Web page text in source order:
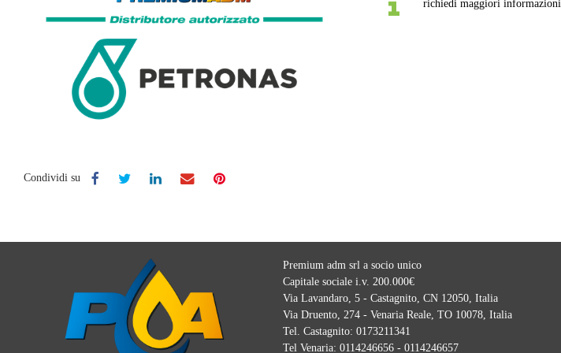
richiedi maggiori informazioni
Condividi su
Premium adm srl a socio unico
Capitale sociale i.v. 200.000€
Via Lavandaro, 5 - Castagnito, CN 12050, Italia
Via Druento, 274 - Venaria Reale, TO 10078, Italia
Tel. Castagnito: 0173211341
Tel Venaria: 0114246656 - 0114246657